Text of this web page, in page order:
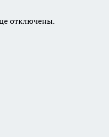
отключены.